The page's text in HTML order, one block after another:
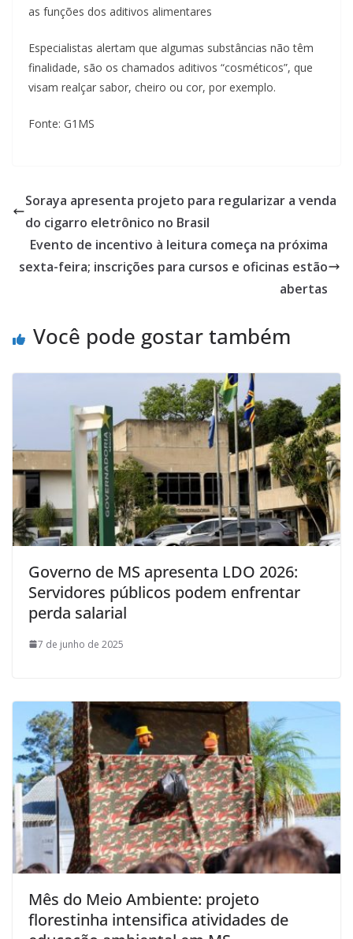
as funções dos aditivos alimentares
Especialistas alertam que algumas substâncias não têm
finalidade, são os chamados aditivos “cosméticos”, que
visam realçar sabor, cheiro ou cor, por exemplo.
Fonte: G1MS
Soraya apresenta projeto para regularizar a venda
do cigarro eletrônico no Brasil
Evento de incentivo à leitura começa na próxima
sexta-feira; inscrições para cursos e oficinas estão
abertas
Você pode gostar também
Governo de MS apresenta LDO 2026:
Servidores públicos podem enfrentar
perda salarial
7 de junho de 2025
Mês do Meio Ambiente: projeto
florestinha intensifica atividades de